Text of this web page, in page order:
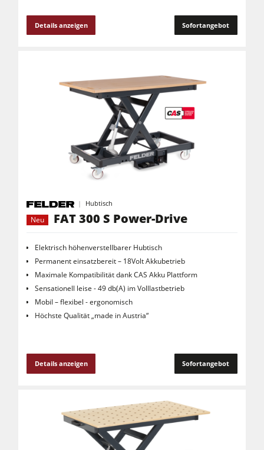
Details anzeigen Sofortangebot
Hubtisch
Neu
FAT 300 S Power-Drive
Elektrisch höhenverstellbarer Hubtisch
Permanent einsatzbereit – 18Volt Akkubetrieb
Maximale Kompatibilität dank CAS Akku Plattform
Sensationell leise - 49 db(A) im Volllastbetrieb
Mobil – flexibel - ergonomisch
Höchste Qualität „made in Austria“
Details anzeigen Sofortangebot